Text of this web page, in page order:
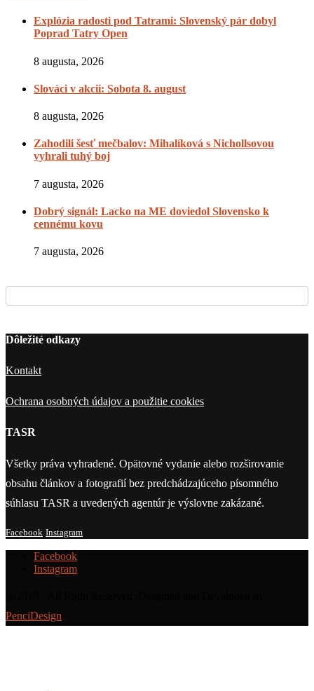
Explózia radosti pod Tatrami: Slovenský pár dobyl
Poprad Tatry Open
8 augusta, 2026
Slováci v akcii: Sobota 8. august
8 augusta, 2026
Zahodili šesť mečbalov: Mihalíková s Nichollsovou
vyhrali tuhý boj
7 augusta, 2026
Dobrý signál: Lacko na ME doviedol Slovensko k
cennému kovu
7 augusta, 2026
Dôležité odkazy
Kontakt
Ochrana osobných údajov a použitie cookies
TASR
Všetky práva vyhradené. Opätovné vydanie alebo rozširovanie
obsahu článkov a fotografií bez predchádzajúceho písomného
súhlasu TASR a uvedených agentúr je výslovne zakázané.
Facebook Instagram
Facebook
Instagram
PenciDesign